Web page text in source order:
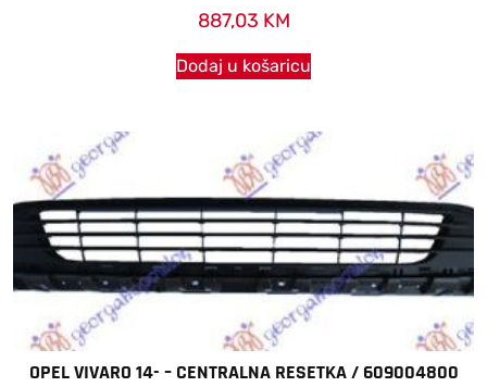
887,03 KM
Dodaj u košaricu
OPEL VIVARO 14- – CENTRALNA RESETKA / 609004800